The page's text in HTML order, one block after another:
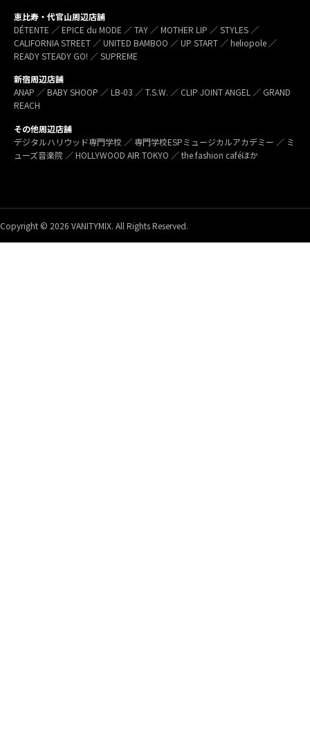
恵比寿・代官山周辺店舗
DÉTENTE ／ EPICE du MODE ／ TAY ／ MOTHER LIP ／ STYLES ／
CALIFORNIA STREET ／ UNITED BAMBOO ／ UP START ／ heliopole ／
READY STEADY GO! ／ SUPREME
新宿周辺店舗
ANAP ／ BABY SHOOP ／ LB-03 ／ T.S.W. ／ CLIP JOINT ANGEL ／ GRAND
REACH
その他周辺店舗
デジタルハリウッド専門学校 ／ 専門学校ESPミュージカルアカデミー ／ ミ
ューズ音楽院 ／ HOLLYWOOD AIR TOKYO ／ the fashion caféほか
Copyright © 2026 VANITYMIX. All Rights Reserved.